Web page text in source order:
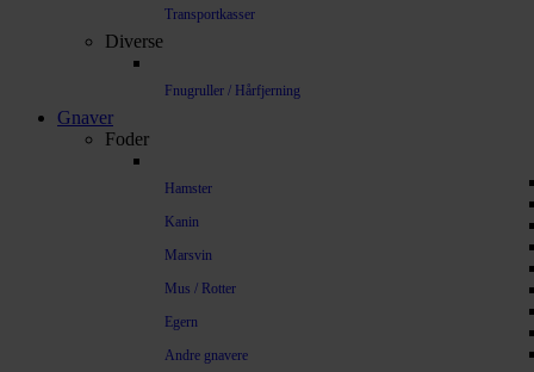
Transportkasser
Diverse
Fnugruller / Hårfjerning
Gnaver
Foder
Hamster
Kanin
Marsvin
Mus / Rotter
Egern
Andre gnavere